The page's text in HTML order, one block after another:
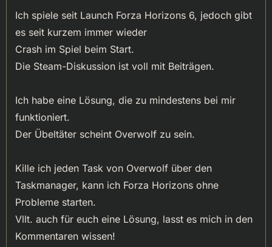
Horizons
Ich spiele seit Launch Forza Horizons 6, jedoch gibt
es seit kurzem immer wieder
Crash im Spiel beim Start.
Die Steam-Diskussion ist voll mit Beiträgen.
Ich habe eine Lösung, die zu mindestens bei mir
funktioniert.
Der Übeltäter scheint Overwolf zu sein.
Kille ich jeden Task von Overwolf über den
Taskmanager, kann ich Forza Horizons ohne
Probleme starten.
Vllt. auch für euch eine Lösung, lasst es mich in den
Kommentaren wissen!